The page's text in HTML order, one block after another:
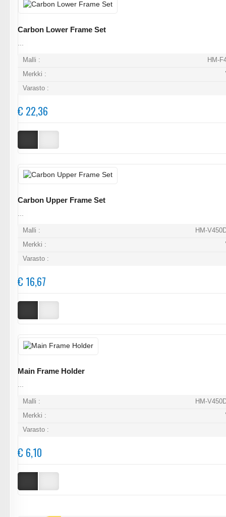
Carbon Lower Frame Set
Malli :
HM-
Merkki :
Varasto :
€ 22,36
Carbon Upper Frame Set
...
Malli :
HM-
Merkki :
Varasto :
€ 16,67
Main Frame Holder
Malli :
HM-
Merkki :
Varasto :
€ 6,10